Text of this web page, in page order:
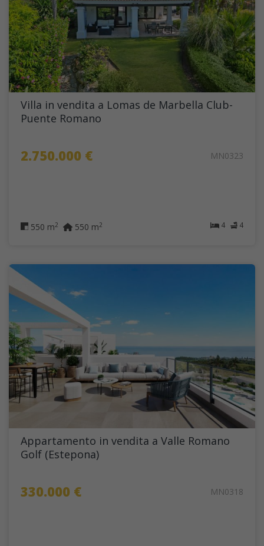
Villa in vendita a Lomas de Marbella Club-
Puente Romano
2.750.000 € MN0323
4 4
550 m2 550 m2
Appartamento in vendita a Valle Romano
Golf (Estepona)
330.000 € MN0318